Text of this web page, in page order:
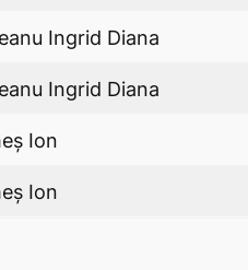
Ingrid Diana
Ingrid Diana
Ion
Ion